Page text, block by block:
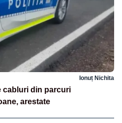
Ionuț Nichita
cabluri din parcuri
arestate